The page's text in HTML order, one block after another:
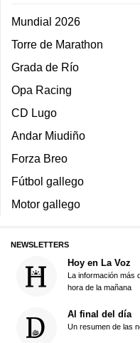
Mundial 2026
Torre de Marathon
Grada de Río
Opa Racing
CD Lugo
Andar Miudiño
Forza Breo
Fútbol gallego
Motor gallego
NEWSLETTERS
Hoy en La Voz
La información
hora de la mañana
Al final del día
Un resumen de las